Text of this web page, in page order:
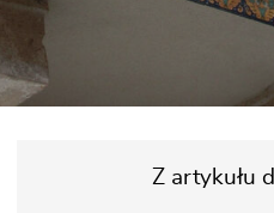
Z artykułu